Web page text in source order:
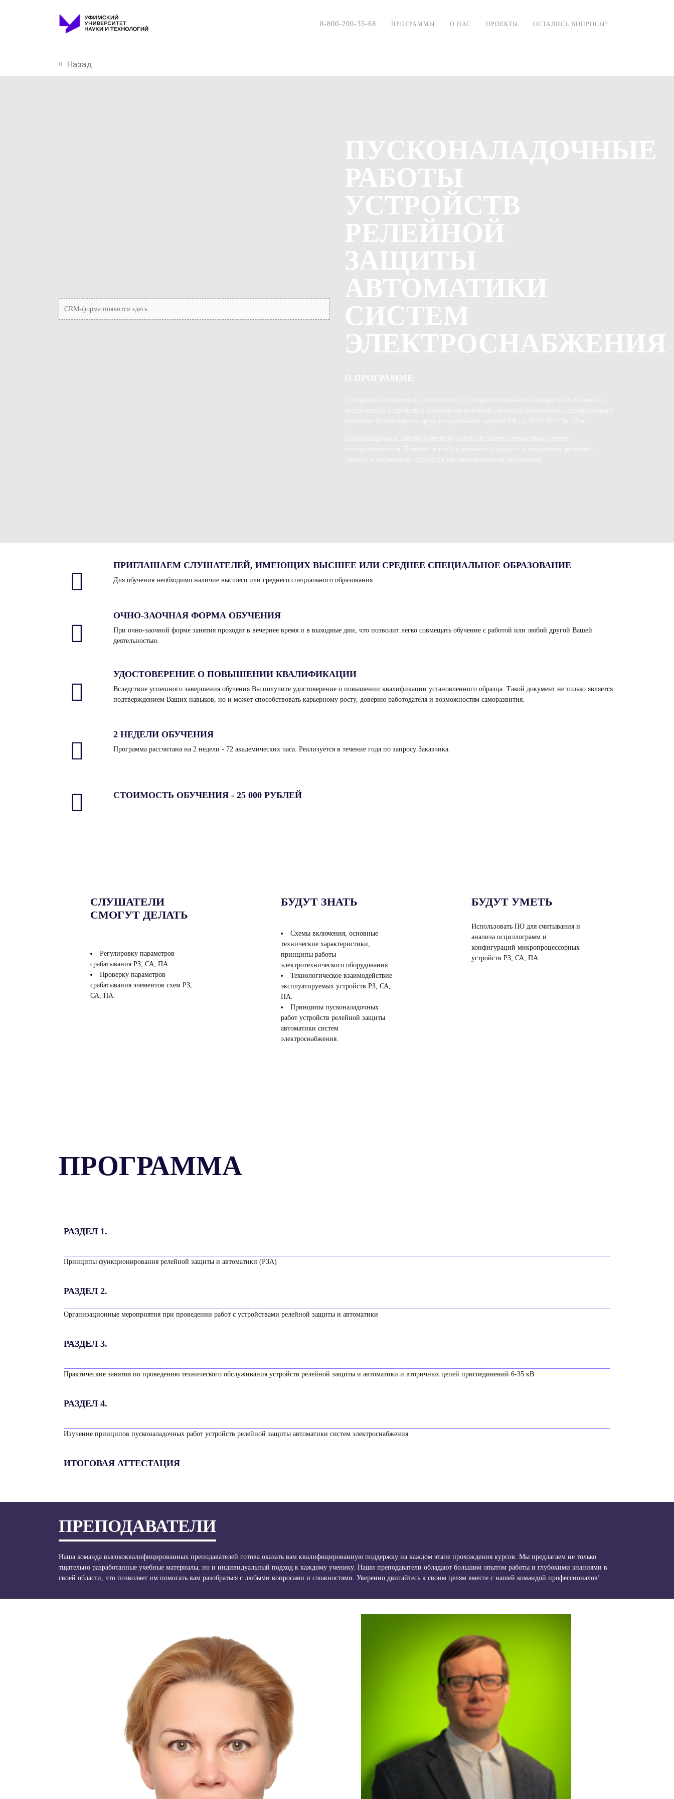
8-800-200-35-68 ПРОГРАММЫ О НАС ПРОЕКТЫ ОСТАЛИСЬ ВОПРОСЫ?
Назад
CRM-форма появится здесь
ПУСКОНАЛАДОЧНЫЕ
РАБОТЫ
УСТРОЙСТВ
РЕЛЕЙНОЙ
ЗАЩИТЫ
АВТОМАТИКИ
СИСТЕМ
ЭЛЕКТРОСНАБЖЕНИЯ
О ПРОГРАММЕ
ПРИГЛАШАЕМ СЛУШАТЕЛЕЙ, ИМЕЮЩИХ ВЫСШЕЕ ИЛИ СРЕДНЕЕ СПЕЦИАЛЬНОЕ ОБРАЗОВАНИЕ
Для обучения необходимо наличие высшего или среднего специального образования
ОЧНО-ЗАОЧНАЯ ФОРМА ОБУЧЕНИЯ
При очно-заочной форме занятия проходят в вечернее время и в выходные дни, что позволит легко совмещать обучение с работой или любой другой Вашей
деятельностью.
УДОСТОВЕРЕНИЕ О ПОВЫШЕНИИ КВАЛИФИКАЦИИ
Вследствие успешного завершения обучения Вы получите удостоверение о повышении квалификации установленного образца. Такой документ не только является
подтверждением Ваших навыков, но и может способствовать карьерному росту, доверию работодателя и возможностям саморазвития.
2 НЕДЕЛИ ОБУЧЕНИЯ
Программа рассчитана на 2 недели - 72 академических часа. Реализуется в течение года по запросу Заказчика.
СТОИМОСТЬ ОБУЧЕНИЯ - 25 000 РУБЛЕЙ
СЛУШАТЕЛИ
СМОГУТ ДЕЛАТЬ
Регулировку параметров
срабатывания РЗ, СА, ПА
Проверку параметров
срабатывания элементов схем РЗ,
СА, ПА.
БУДУТ ЗНАТЬ
Схемы включения, основные
технические характеристики,
принципы работы
электротехнического оборудования
Технологическое взаимодействие
эксплуатируемых устройств РЗ, СА,
ПА.
Принципы пусконаладочных
работ устройств релейной защиты
автоматики систем
электроснабжения.
БУДУТ УМЕТЬ
Использовать ПО для считывания и
анализа осциллограмм и
конфигураций микропроцессорных
устройств РЗ, СА, ПА.
ПРОГРАММА
РАЗДЕЛ 1.
Принципы функционирования релейной защиты и автоматики (РЗА)
РАЗДЕЛ 2.
Организационные мероприятия при проведении работ с устройствами релейной защиты и автоматики
РАЗДЕЛ 3.
Практические занятия по проведению технического обслуживания устройств релейной защиты и автоматики и вторичных цепей присоединений 6-35 кВ
РАЗДЕЛ 4.
Изучение принципов пусконаладочных работ устройств релейной защиты автоматики систем электроснабжения
ИТОГОВАЯ АТТЕСТАЦИЯ
ПРЕПОДАВАТЕЛИ
Наша команда высококвалифицированных преподавателей готова оказать вам квалифицированную поддержку на каждом этапе прохождения курсов. Мы предлагаем не только
тщательно разработанные учебные материалы, но и индивидуальный подход к каждому ученику. Наши преподаватели обладают большим опытом работы и глубокими знаниями в
своей области, что позволяет им помогать вам разобраться с любыми вопросами и сложностями. Уверенно двигайтесь к своим целям вместе с нашей командой профессионалов!